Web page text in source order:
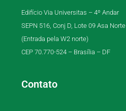
Edifício Via Universitas – 4º Andar
SEPN 516, Conj D, Lote 09 Asa Norte
(Entrada pela W2 norte)
CEP 70.770-524 – Brasília – DF
Contato